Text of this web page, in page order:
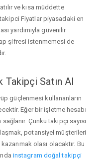
ve kısa müddette
Fiyatlar piyasadaki en
yardımıyla güvenilir
şifresi istenmemesi de
Takipçi Satın Al
güçlenmesi kullananların
Eğer bir işletme hesabı
Çünkü takipçi sayısı
potansiyel müşterileri
olası olacaktır. Bu
instagram doğal takipçi